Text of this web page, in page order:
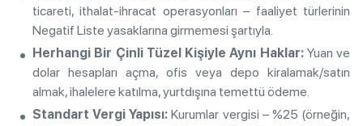
ticareti, ithalat-ihracat operasyonları – faaliyet türlerinin
Negatif Liste yasaklarına girmemesi şartıyla.
Herhangi Bir Çinli Tüzel Kişiyle Aynı Haklar:Yuan ve
dolar hesapları açma, ofis veya depo kiralamak/satın
almak, ihalelere katılma, yurtdışına temettü ödeme.
Standart Vergi Yapısı: Kurumlar vergisi – %25 (örneğin,